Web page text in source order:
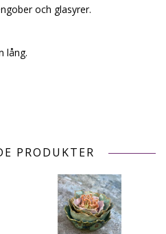
och glasyrer.
lång.
PRODUKTER